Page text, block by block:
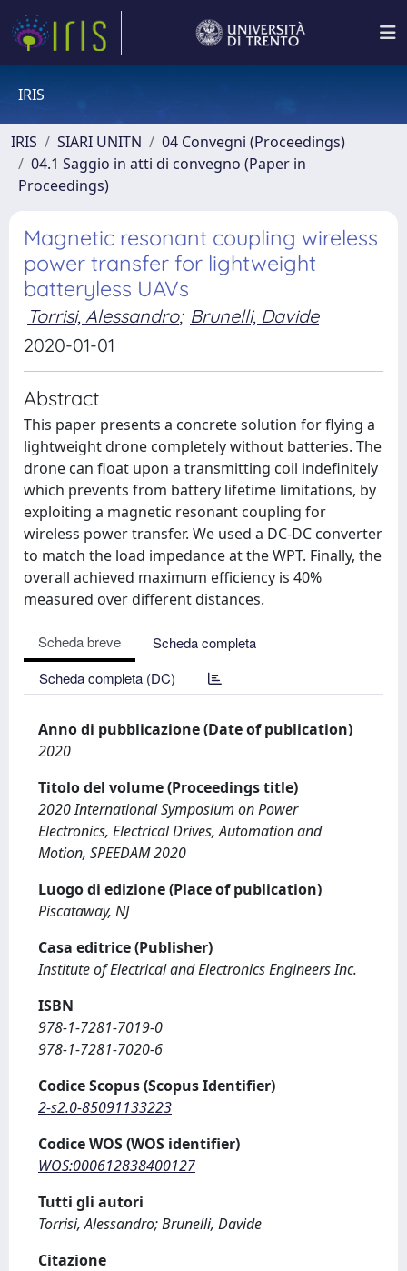
IRIS
IRIS SIARI UNITN
04 Convegni (Proceedings)
04.1 Saggio in atti di convegno (Paper in
Proceedings)
Magnetic resonant coupling wireless
power transfer for lightweight
batteryless UAVs
Torrisi, Alessandro; Brunelli, Davide
2020-01-01
Abstract
This paper presents a concrete solution for flying a
lightweight drone completely without batteries. The
drone can float upon a transmitting coil indefinitely
which prevents from battery lifetime limitations, by
exploiting a magnetic resonant coupling for
wireless power transfer. We used a DC-DC converter
to match the load impedance at the WPT. Finally, the
overall achieved maximum efficiency is 40%
measured over different distances.
Scheda breve
Scheda completa
Scheda completa (DC)
Anno di pubblicazione (Date of publication)
2020
Titolo del volume (Proceedings title)
2020 International Symposium on Power
Electronics, Electrical Drives, Automation and
Motion, SPEEDAM 2020
Luogo di edizione (Place of publication)
Piscataway, NJ
Casa editrice (Publisher)
Institute of Electrical and Electronics Engineers Inc.
ISBN
978-1-7281-7019-0
978-1-7281-7020-6
Codice Scopus (Scopus Identifier)
2-s2.0-85091133223
Codice WOS (WOS identifier)
WOS:000612838400127
Tutti gli autori
Torrisi, Alessandro; Brunelli, Davide
Citazione